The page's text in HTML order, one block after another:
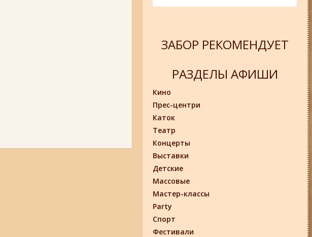
ЗАБОР РЕКОМЕНДУЕТ
РАЗДЕЛЫ АФИШИ
Кино
Прес-центри
Каток
Театр
Концерты
Выставки
Детские
Массовые
Мастер-классы
Party
Спорт
Фестивали